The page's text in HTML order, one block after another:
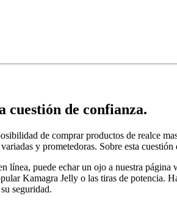
cuestión de confianza.
de comprar productos de realce
y prometedoras. Sobre esta
línea, puede echar un ojo a nuestra
Kamagra Jelly o las tiras de potencia.
seguridad.